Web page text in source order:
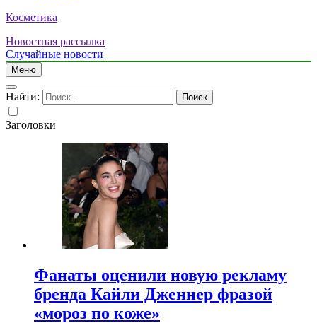
Косметика
Новостная рассылка
Случайные новости
Меню
Найти:
Заголовки
Фанаты оценили новую рекламу
бренда Кайли Дженнер фразой
«мороз по коже»